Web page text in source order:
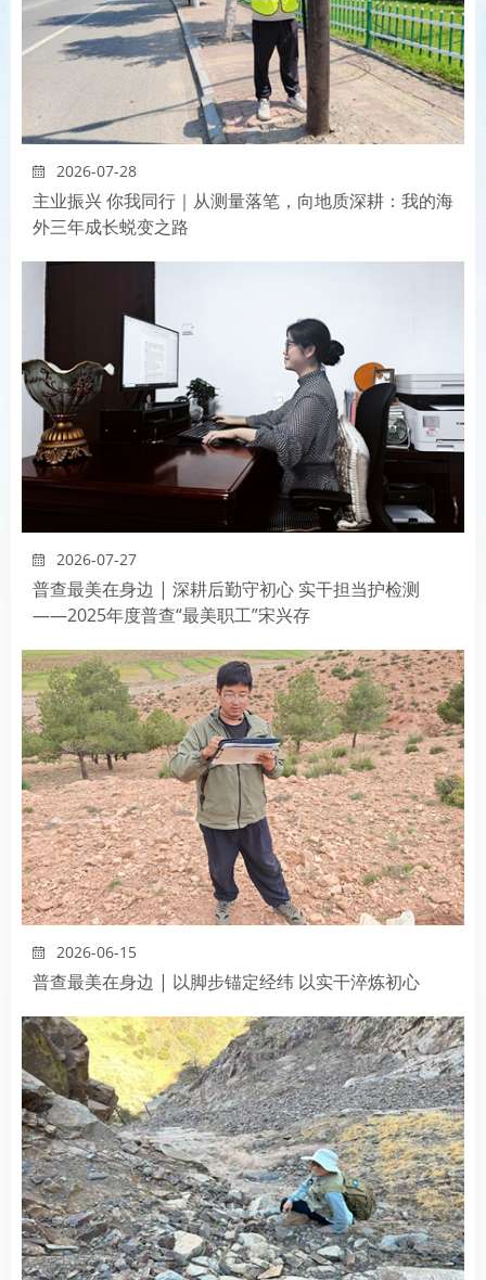
2026-07-28
主业振兴 你我同行｜从测量落笔，向地质深耕：我的海
外三年成长蜕变之路
2026-07-27
普查最美在身边 | 深耕后勤守初心 实干担当护检测
——2025年度普查“最美职工”宋兴存
2026-06-15
普查最美在身边 | 以脚步锚定经纬 以实干淬炼初心